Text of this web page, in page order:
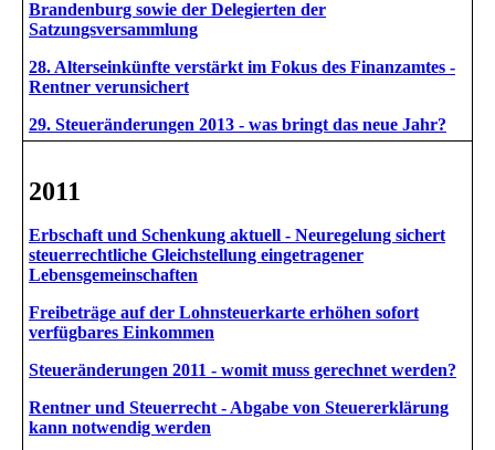
Brandenburg sowie der Delegierten der
Satzungsversammlung
28. Alterseinkünfte verstärkt im Fokus des Finanzamtes -
Rentner verunsichert
29. Steueränderungen 2013 - was bringt das neue Jahr?
2011
Erbschaft und Schenkung aktuell - Neuregelung sichert
steuerrechtliche Gleichstellung eingetragener
Lebensgemeinschaften
Freibeträge auf der Lohnsteuerkarte erhöhen sofort
verfügbares Einkommen
Steueränderungen 2011 - womit muss gerechnet werden?
Rentner und Steuerrecht - Abgabe von Steuererklärung
kann notwendig werden